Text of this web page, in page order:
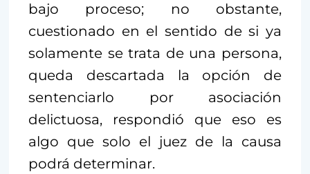
bajo proceso; no obstante,
cuestionado en el sentido de si ya
solamente se trata de una persona,
queda descartada la opción de
sentenciarlo por asociación
delictuosa, respondió que eso es
algo que solo el juez de la causa
podrá determinar.